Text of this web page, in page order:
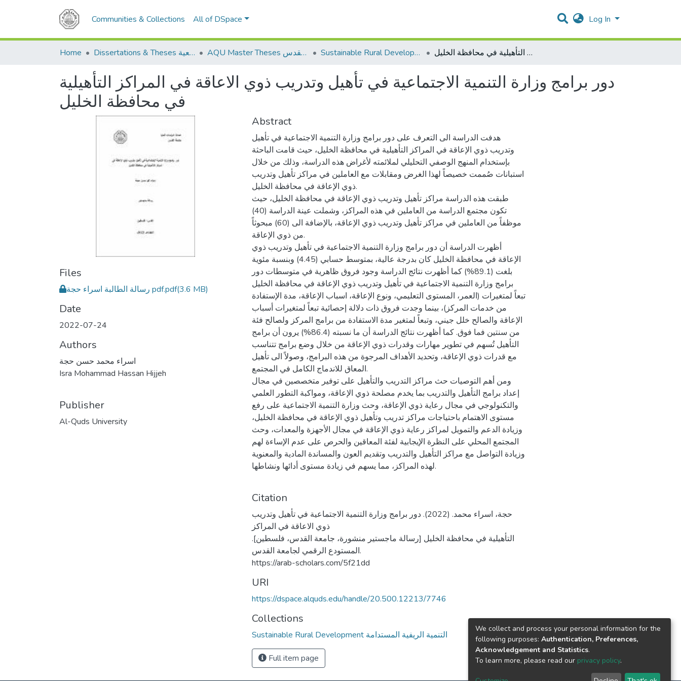
Communities & Collections All of DSpace Log In
Home Dissertations & Theses الرسائل الجامعية AQU Master Theses الرسائل الجامعية الخاصة بجامعة القدس Sustainable Rural Development التنمية الريفية المستدامة دور برامج وزارة التنمية الاجتماعية في تأهيل وتدريب ذوي الاعاقة في المراكز التأهيلية في محافظة الخليل
دور برامج وزارة التنمية الاجتماعية في تأهيل وتدريب ذوي الاعاقة في المراكز التأهيلية
في محافظة الخليل
Files
رسالة الطالبة اسراء حجة pdf.pdf(3.6 MB)
Date
2022-07-24
Authors
اسراء محمد حسن حجة
Isra Mohammad Hassan Hijjeh
Publisher
Al-Quds University
Abstract
هدفت الدراسة الى التعرف على دور برامج وزارة التنمية الاجتماعية في تأهيل
وتدريب ذوي الإعاقة في المراكز التأهيلية في محافظة الخليل، حيث قامت الباحثة
بإستخدام المنهج الوصفي التحليلي لملائمته لأغراض هذه الدراسة، وذلك من خلال
استبانات صُممت خصيصاً لهذا الغرض ومقابلات مع العاملين في مراكز تأهيل وتدريب
ذوي الإعاقة في محافظة الخليل.
طبقت هذه الدراسة مراكز تأهيل وتدريب ذوي الإعاقة في محافظة الخليل، حيث
تكون مجتمع الدراسة من العاملين في هذه المراكز، وشملت عينة الدراسة (40)
موظفاً من العاملين في مراكز تأهيل وتدريب ذوي الإعاقة، بالإضافة الى (60) مبحوثاً
من ذوي الإعاقة.
أظهرت الدراسة أن دور برامج وزارة التنمية الاجتماعية في تأهيل وتدريب ذوي
الإعاقة في محافظة الخليل كان بدرجة عالية، بمتوسط حسابي (4.45) وبنسبة مئوية
بلغت (89.1%) كما أظهرت نتائج الدراسة وجود فروق ظاهرية في متوسطات دور
برامج وزارة التنمية الاجتماعية في تأهيل وتدريب ذوي الإعاقة في محافظة الخليل
تبعاً لمتغيرات (العمر، المستوى التعليمي، ونوع الإعاقة، اسباب الإعاقة، مدة الإستفادة
من خدمات المركز)، بينما وجدت فروق ذات دلالة إحصائية تبعاً لمتغيرات أسباب
الإعاقة والصالح خلل جيني، وتبعاً لمتغير مدة الاستفادة من برامج المركز ولصالح فئة
من سنتين فما فوق. كما أظهرت نتائج الدراسة أن ما نسبته (86.4%) يرون أن برامج
التأهيل تُسهم في تطوير مهارات وقدرات ذوي الإعاقة من خلال وضع برامج تتناسب
مع قدرات ذوي الإعاقة، وتحديد الأهداف المرجوة من هذه البرامج، وصولاً الى تأهيل
المعاق للاندماج الكامل في المجتمع.
ومن أهم التوصيات حث مراكز التدريب والتأهيل على توفير متخصصين في مجال
إعداد برامج التأهيل والتدريب بما يخدم مصلحة ذوي الإعاقة، ومواكبة التطور العلمي
والتكنولوجي في مجال رعاية ذوي الإعاقة، وحث وزارة التنمية الاجتماعية على رفع
مستوى الاهتمام باحتياجات مراكز تدريب وتأهيل ذوي الإعاقة في محافظة الخليل،
وزيادة الدعم والتمويل لمراكز رعاية ذوي الإعاقة في مجال الأجهزة والمعدات، وحث
المجتمع المحلي على النظرة الإيجابية لفئة المعاقين والحرص على عدم الإساءة لهم
وزيادة التواصل مع مراكز التأهيل والتدريب وتقديم العون والمساندة المادية والمعنوية
لهذه المراكز، مما يسهم في زيادة مستوى أدائها ونشاطها.
Citation
حجة، اسراء محمد. (2022). دور برامج وزارة التنمية الاجتماعية في تأهيل وتدريب
ذوي الاعاقة في المراكز
التأهيلية في محافظة الخليل [رسالة ماجستير منشورة، جامعة القدس، فلسطين].
المستودع الرقمي لجامعة القدس.
https://arab-scholars.com/5f21dd
URI
https://dspace.alquds.edu/handle/20.500.12213/7746
Collections
Sustainable Rural Development التنمية الريفية المستدامة
Full item page
We collect and process your personal information for the
following purposes: Authentication, Preferences,
Acknowledgement and Statistics.
To learn more, please read our privacy policy.